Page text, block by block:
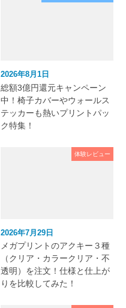
2026年8月1日
総額3億円還元キャンペーン
中！椅子カバーやウォールス
テッカーも熱いプリントパッ
ク特集！
体験レビュー
2026年7月29日
メガプリントのアクキー３種
（クリア・カラークリア・不
透明）を注文！仕様と仕上が
りを比較してみた！